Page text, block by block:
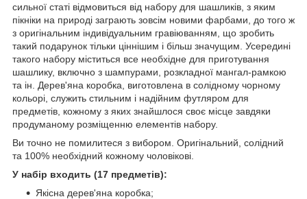
сильної статі відмовиться від набору для шашликів, з яким
пікніки на природі заграють зовсім новими фарбами, до того ж
з оригінальним індивідуальним гравіюванням, що зробить
такий подарунок тільки ціннішим і більш значущим. Усередині
такого набору міститься все необхідне для приготування
шашлику, включно з шампурами, розкладної мангал-рамкою
та ін. Дерев'яна коробка, виготовлена в солідному чорному
кольорі, служить стильним і надійним футляром для
предметів, кожному з яких знайшлося своє місце завдяки
продуманому розміщенню елементів набору.
Ви точно не помилитеся з вибором. Оригінальний, солідний
та 100% необхідний кожному чоловікові.
У набір входить (17 предметів):
Якісна дерев'яна коробка;